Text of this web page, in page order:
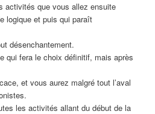
activités que vous allez ensuite
logique et puis qui paraît
désenchantement.
qui fera le choix définitif, mais après
et vous aurez malgré tout l’aval
les activités allant du début de la